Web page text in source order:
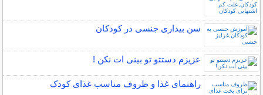
سن بیداری جنسی در کودکان
عزیزم دستتو تو بینی ات نکن !
راهنمای غذا و ظروف مناسب غذای کودک